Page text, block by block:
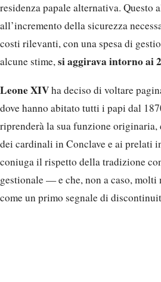
residenza papale alternativa. Questo
all’incremento della sicurezza
costi rilevanti, con una spesa di
alcune stime,si aggirava intorno ai
Leone XIVha deciso di voltare
dove hanno abitato tutti i papi dal
riprenderà la sua funzione originaria,
dei cardinali in Conclave e ai prelati
coniuga il rispetto della tradizione
gestionale — e che, non a caso,
come un primo segnale di